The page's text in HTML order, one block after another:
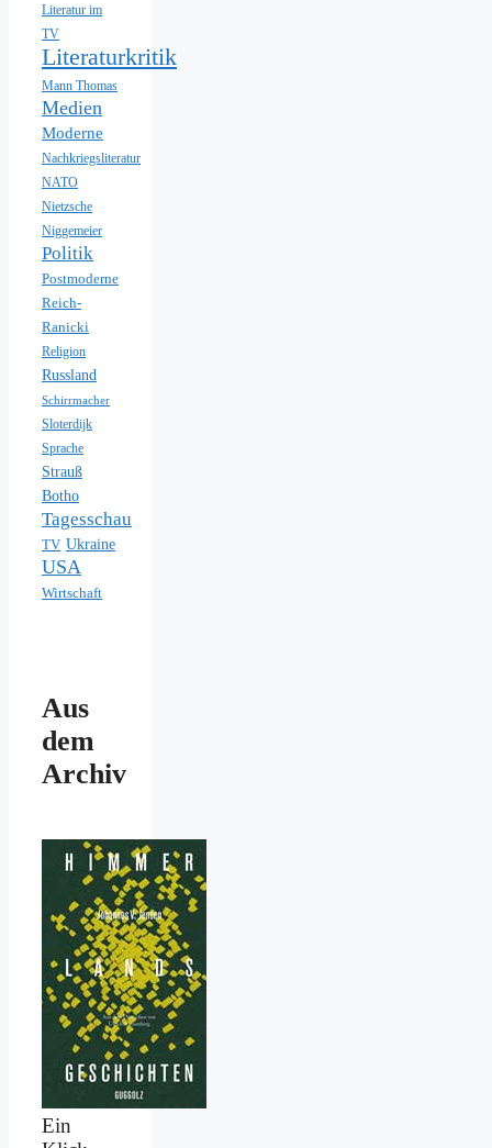
Literatur im
TV
Literaturkritik
Mann Thomas
Medien
Moderne
Nachkriegsliteratur
NATO
Nietzsche
Niggemeier
Politik
Postmoderne
Reich-
Ranicki
Religion
Russland
Schirrmacher
Sloterdijk
Sprache
Strauß
Botho
Tagesschau
TV Ukraine
USA
Wirtschaft
Aus
dem
Archiv
Ein